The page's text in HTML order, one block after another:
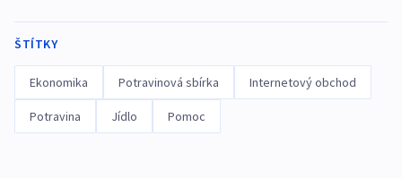
ŠTÍTKY
Ekonomika Potravinová sbírka Internetový obchod
Potravina Jídlo Pomoc